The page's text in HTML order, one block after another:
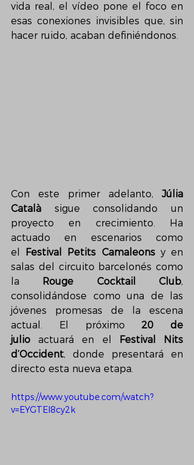
vida real, el vídeo pone el foco en
esas conexiones invisibles que, sin
hacer ruido, acaban definiéndonos.
Con este primer adelanto, Júlia
Català sigue consolidando un
proyecto en crecimiento. Ha
actuado en escenarios como
el
Festival Petits Camaleons y en
salas del circuito barcelonés como
la
Rouge Cocktail Club,
consolidándose como una de las
jóvenes promesas de la escena
actual. El próximo 20 de
julio actuará en el
Festival Nits
d’Occident, donde presentará en
directo esta nueva etapa.
https://www.youtube.com/watch?
v=EYGTEl8cy2k